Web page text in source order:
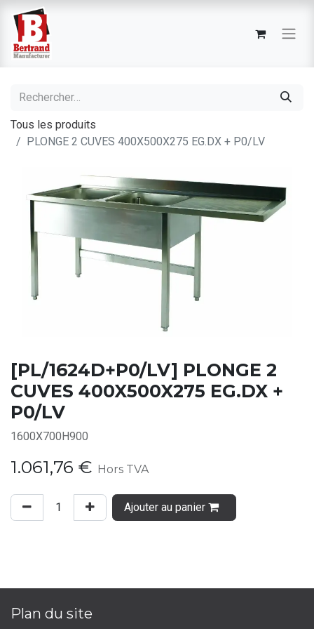
Tous les produits
PLONGE 2 CUVES 400X500X275 EG.DX + P0/LV
[PL/1624D+P0/LV] PLONGE 2
CUVES 400X500X275 EG.DX +
P0/LV
1600X700H900
1.061,76 € Hors TVA
Ajouter au panier
Plan du site